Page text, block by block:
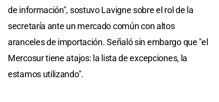
de información", sostuvo Lavigne sobre el rol de la
secretaría ante un mercado común con altos
aranceles de importación. Señaló sin embargo que "el
Mercosur tiene atajos: la lista de excepciones, la
estamos utilizando".